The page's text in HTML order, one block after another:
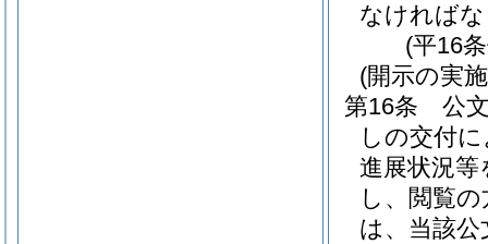
なければ
(平16
(開示の実
第16条
公
しの交付
進展状況
し、閲覧
は、当該